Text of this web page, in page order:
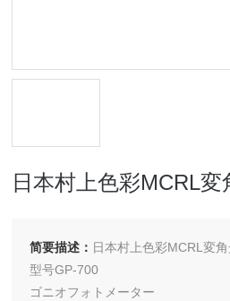
日本村上色彩MCRL変
简要描述： 日本村上色彩MCRL変
型号GP-700
ゴニオフォトメーター